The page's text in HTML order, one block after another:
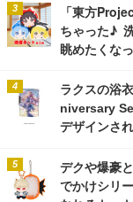
「東方
ちゃった♪
眺めたくな
ラクスの浴
niversary
デザインさ
デクや爆豪
でかけシリ